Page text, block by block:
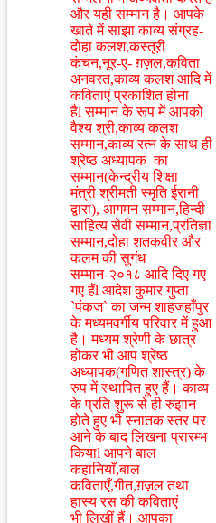
और यही सम्मान है। आपके
खाते में साझा काव्य संग्रह-
दोहा कलश,कस्तूरी
कंचन,नूर-ए- ग़ज़ल,कविता
अनवरत,काव्य कलश आदि में
कविताएं प्रकाशित होना
हैl सम्मान के रूप में आपको
वैश्य श्री,काव्य कलश
सम्मान,काव्य रत्न के साथ ही
श्रेष्ठ अध्यापक का
सम्मान(केन्द्रीय शिक्षा
मंत्री श्रीमती स्मृति ईरानी
द्वारा), आगमन सम्मान,हिन्दी
साहित्य सेवी सम्मान,प्रतिज्ञा
सम्मान,दोहा शतकवीर और
कलम की सुगंध
सम्मान-२०१८ आदि दिए गए
गए हैंl आदेश कुमार गुप्ता
`पंकज` का जन्म शाहजहाँपुर
के मध्यमवर्गीय परिवार में हुआ
है। मध्यम श्रेणी के छात्र
होकर भी आप श्रेष्ठ
अध्यापक(गणित शास्त्र) के
रुप में स्थापित हुए हैं। काव्य
के प्रति शुरू से ही रुझान
होते हुए भी स्नातक स्तर पर
आने के बाद लिखना प्रारम्भ
कियाl आपने बाल
कहानियाँ,बाल
कविताएँ,गीत,ग़ज़ल तथा
हास्य रस की कविताएं
भी लिखीं हैं। आपका